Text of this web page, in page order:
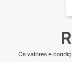
Os valores e